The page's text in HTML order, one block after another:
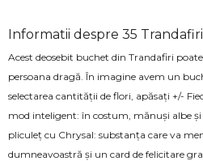
Informatii despre 35
Acest deosebit buchet din Trandafiri
persoana dragă. În imagine avem un
selectarea cantității de flori, apăsați +/-
mod inteligent: în costum, mănuși albe
pliculeț cu Chrysal: substanța care va
dumneavoastră și un card de felicitare